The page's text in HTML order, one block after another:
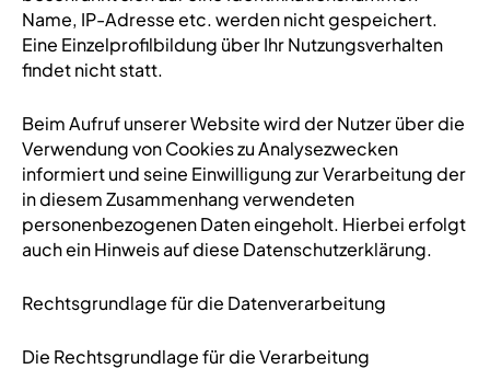
Name, IP-Adresse etc. werden nicht gespeichert.
Eine Einzelprofilbildung über Ihr Nutzungsverhalten
findet nicht statt.
Beim Aufruf unserer Website wird der Nutzer über die
Verwendung von Cookies zu Analysezwecken
informiert und seine Einwilligung zur Verarbeitung der
in diesem Zusammenhang verwendeten
personenbezogenen Daten eingeholt. Hierbei erfolgt
auch ein Hinweis auf diese Datenschutzerklärung.
Rechtsgrundlage für die Datenverarbeitung
Die Rechtsgrundlage für die Verarbeitung